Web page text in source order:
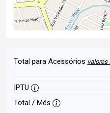
Total para Acessórios valores
IPTU
Total / Mês